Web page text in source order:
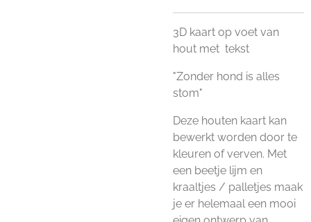
3D kaart op voet van
hout met tekst
"Zonder hond is alles
stom"
Deze houten kaart kan
bewerkt worden door te
kleuren of verven. Met
een beetje lijm en
kraaltjes / palletjes maak
je er helemaal een mooi